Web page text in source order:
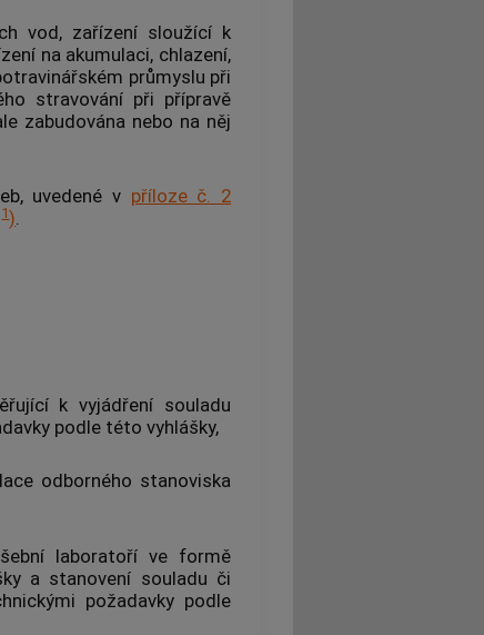
vod, zařízení sloužící k
na akumulaci, chlazení,
průmyslu při
stravování při přípravě
zabudována nebo na něj
uvedené v příloze č. 2
1).
k vyjádření souladu
podle této vyhlášky,
odborného stanoviska
laboratoří ve formě
a stanovení souladu či
požadavky podle